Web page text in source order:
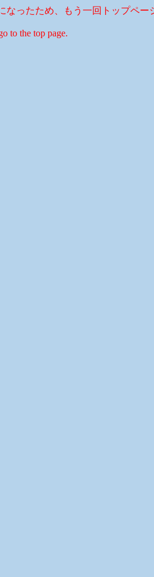
なったため、もう一回トップペー
to the top page.